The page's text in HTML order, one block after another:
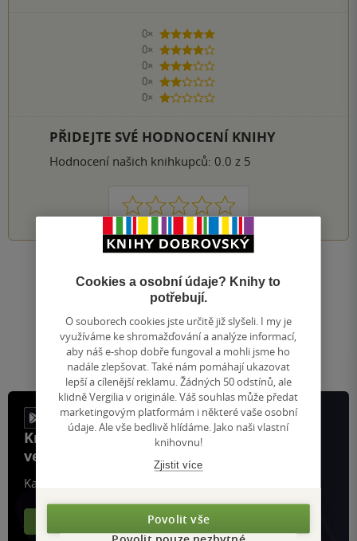
0×
5 hvězdiček
0×
4 hvězdičky
0×
3 hvězdičky
0×
2 hvězdičky
0×
1 hvezdička
PŘIDEJTE SVÉ HODNOCENÍ KNIHY
Hodnocení našich knihkupců: 0.0 z 5
1 2 3 4 5
Nahoru
Zobrazeno 20 z 20
Přejít
na
stránku
/ 1
Knihy, recenze a klubové výhody
ve vaší kapse a naší appce KDčko
Každý měsíc společně přečteme tisíce knih
Více o klubu
Cookies a osobní údaje? Knihy to
potřebují.
O souborech cookies jste určitě již slyšeli. I my je
využíváme ke shromažďování a analýze informací,
aby náš e-shop dobře fungoval a mohli jsme ho
nadále zlepšovat. Také nám pomáhají ukazovat
lepší a cílenější reklamu. Žádných 50 odstínů, ale
klidně Vergilia v originále. Váš souhlas může předat
marketingovým platformám i některé vaše osobní
údaje. Ale vše bedlivě hlídáme. Jako naši vlastní
knihovnu!
Zjistit více
Povolit vše